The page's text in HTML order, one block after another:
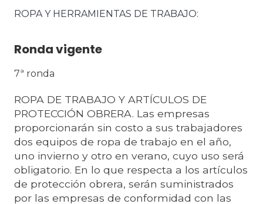
ROPA Y HERRAMIENTAS DE TRABAJO
Ronda vigente
7ª ronda
ROPA DE TRABAJO Y ARTÍCULOS DE
PROTECCIÓN OBRERA. Las empresas
proporcionarán sin costo a sus trabajadores
dos equipos de ropa de trabajo en el año,
uno invierno y otro en verano, cuyo uso será
obligatorio. En lo que respecta a los artículos
de protección obrera, serán suministrados
por las empresas de conformidad con las